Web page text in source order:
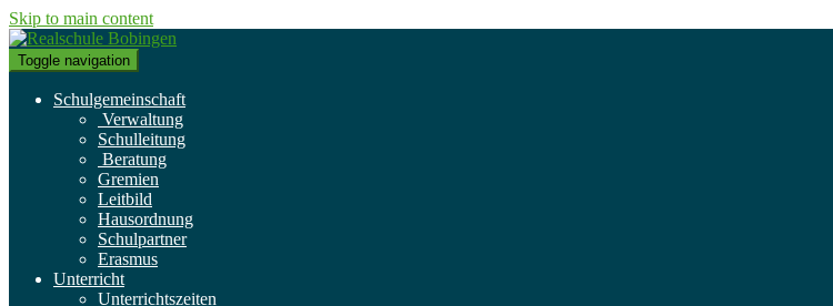
Skip to main content
Toggle navigation
Schulgemeinschaft
Verwaltung
Schulleitung
Beratung
Gremien
Leitbild
Hausordnung
Schulpartner
Erasmus
Unterricht
Unterrichtszeiten